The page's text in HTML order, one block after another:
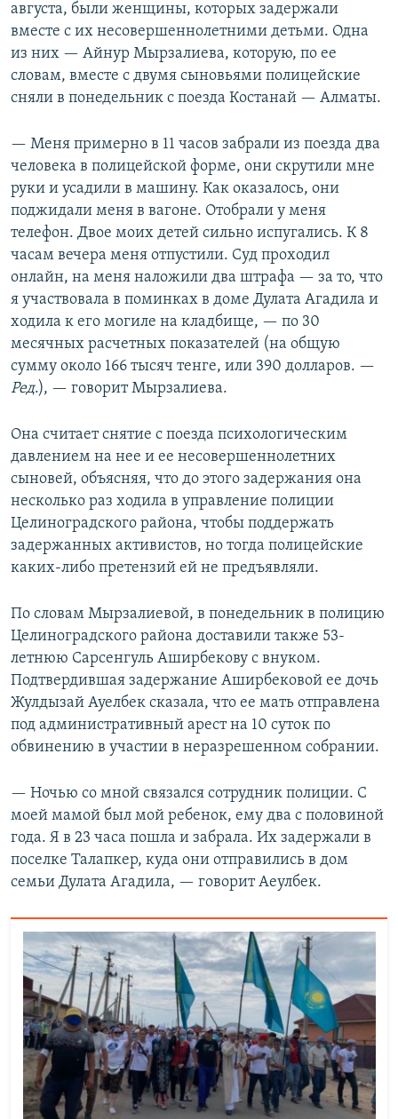
августа, были женщины, которых задержали
вместе с их несовершеннолетними детьми. Одна
из них — Айнур Мырзалиева, которую, по ее
словам, вместе с двумя сыновьями полицейские
сняли в понедельник с поезда Костанай — Алматы.
— Меня примерно в 11 часов забрали из поезда два
человека в полицейской форме, они скрутили мне
руки и усадили в машину. Как оказалось, они
поджидали меня в вагоне. Отобрали у меня
телефон. Двое моих детей сильно испугались. К 8
часам вечера меня отпустили. Суд проходил
онлайн, на меня наложили два штрафа — за то, что
я участвовала в поминках в доме Дулата Агадила и
ходила к его могиле на кладбище, — по 30
месячных расчетных показателей (на общую
сумму около 166 тысяч тенге, или 390 долларов. —
Ред.), — говорит Мырзалиева.
Она считает снятие с поезда психологическим
давлением на нее и ее несовершеннолетних
сыновей, объясняя, что до этого задержания она
несколько раз ходила в управление полиции
Целиноградского района, чтобы поддержать
задержанных активистов, но тогда полицейские
каких-либо претензий ей не предъявляли.
По словам Мырзалиевой, в понедельник в полицию
Целиноградского района доставили также 53-
летнюю Сарсенгуль Аширбекову с внуком.
Подтвердившая задержание Аширбековой ее дочь
Жулдызай Ауелбек сказала, что ее мать отправлена
под административный арест на 10 суток по
обвинению в участии в неразрешенном собрании.
— Ночью со мной связался сотрудник полиции. С
моей мамой был мой ребенок, ему два с половиной
года. Я в 23 часа пошла и забрала. Их задержали в
поселке Талапкер, куда они отправились в дом
семьи Дулата Агадила, — говорит Аеулбек.